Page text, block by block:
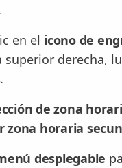
en el icono de
superior derecha,
.
de zona
zona horaria
desplegable